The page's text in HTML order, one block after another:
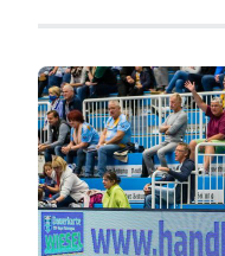
Runde:
TSV
spielt
in
Bremen